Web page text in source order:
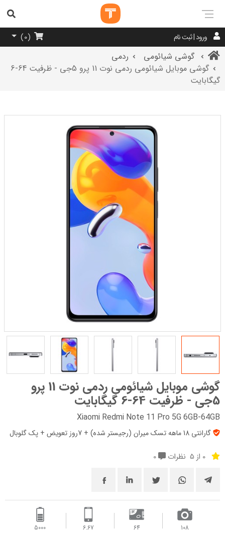
ورود | ثبت نام (
0
)
گوشی شیائومی
ردمی
گوشی موبایل شیائومی ردمی نوت 11 پرو 5جی - ظرفیت 64-6
گیگابایت
گوشی موبایل شیائومی ردمی نوت 11 پرو
5جی - ظرفیت 64-6 گیگابایت
Xiaomi Redmi Note 11 Pro 5G 6GB-64GB
گارانتی 18 ماهه تسک میران (رجیستر شده) + 7روز تعویض + پک‌ گلوبال
0 از 5 نظرات
108
64
6.67
5000